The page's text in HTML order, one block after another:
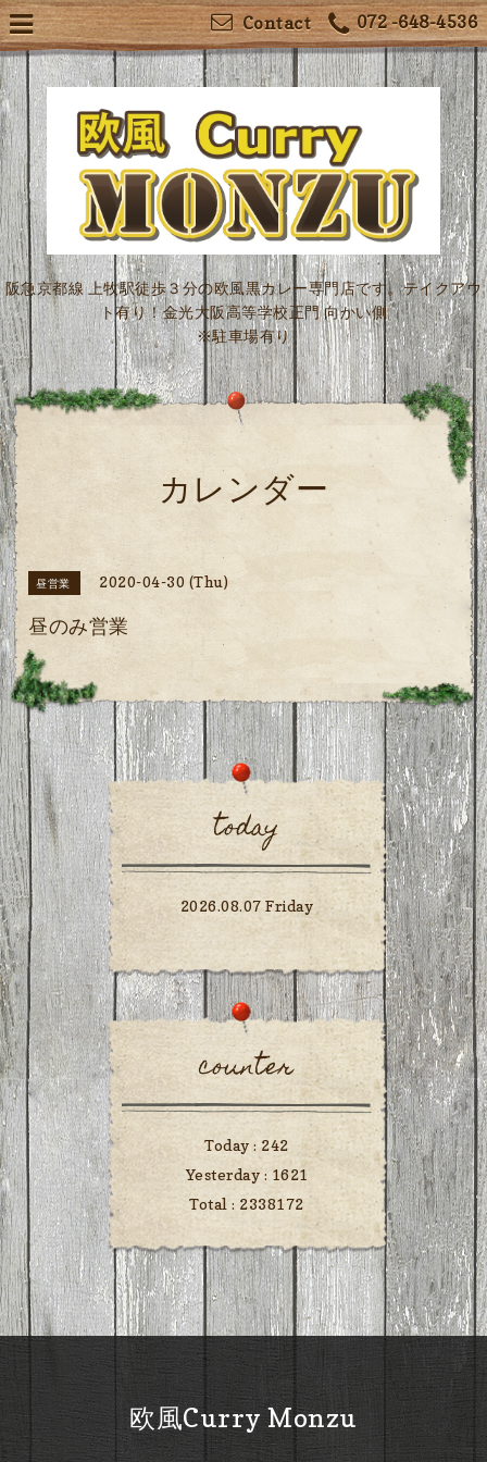
072 -648-4536
Contact
阪急京都線 上牧駅徒歩３分の欧風黒カレー専門店です。テイクアウ
ト有り！金光大阪高等学校正門 向かい側
※駐車場有り
カレンダー
昼営業 2020-04-30 (Thu)
昼のみ営業
today
2026.08.07 Friday
counter
Today : 242
Yesterday : 1621
Total : 2338172
欧風Curry Monzu